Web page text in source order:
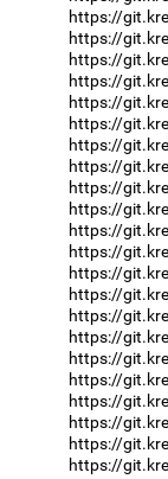
https://
https://
https://
https://
https://
https://
https://
https://
https://
https://
https://
https://
https://
https://
https://
https://
https://
https://
https://
https://
https://
https://